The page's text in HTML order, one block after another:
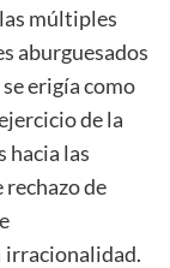
múltiples
aburguesados
erigía como
de la
hacia las
de
irracionalidad.